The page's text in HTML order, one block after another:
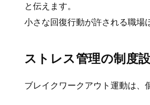
と伝えます。
小さな回復行動が許される職場
ストレス管理の制度
ブレイクワークアウト運動は、